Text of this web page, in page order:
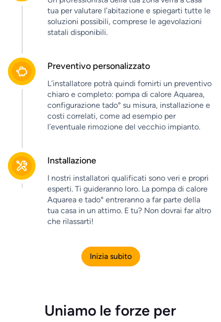
tua per valutare l’abitazione e spiegarti tutte le
soluzioni possibili, comprese le agevolazioni
statali disponibili.
Preventivo personalizzato
L’installatore potrà quindi fornirti un preventivo
chiaro e completo: pompa di calore Aquarea,
configurazione tado° su misura, installazione e
costi correlati, come ad esempio per
l’eventuale rimozione del vecchio impianto.
Installazione
I nostri installatori qualificati sono veri e propri
esperti. Ti guideranno loro. La pompa di calore
Aquarea e tado° entreranno a far parte della
tua casa in un attimo. E tu? Non dovrai far altro
che rilassarti!
Inizia subito
Uniamo le forze per